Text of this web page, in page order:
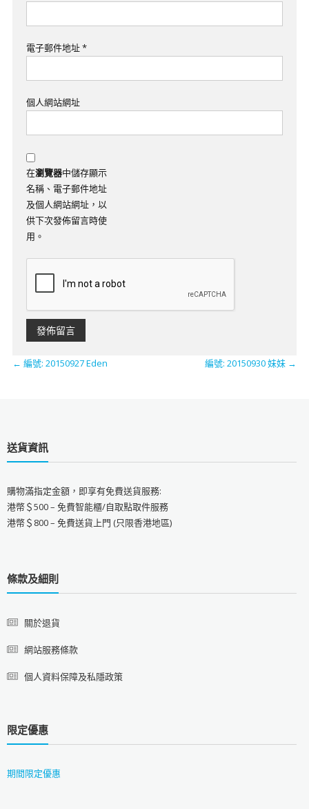
電子郵件地址*
個人網站網址
在瀏覽器中儲存顯示
名稱、電子郵件地址
及個人網站網址，以
供下次發佈留言時使
用。
← 編號: 20150927 Eden 編號: 20150930 妹妹 →
送貨資訊
購物滿指定金額，即享有免費送貨服務:
港幣＄500 – 免費智能櫃/自取點取件服務
港幣＄800 – 免費送貨上門 (只限香港地區)
條款及細則
關於退貨
網站服務條款
個人資料保障及私隱政策
限定優惠
期間限定優惠